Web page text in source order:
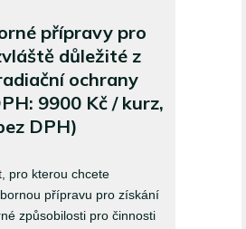
přípravy pro
důležité z
ochrany
9900 Kč / kurz,
DPH)
pro kterou chcete
přípravu pro získání
způsobilosti pro činnosti